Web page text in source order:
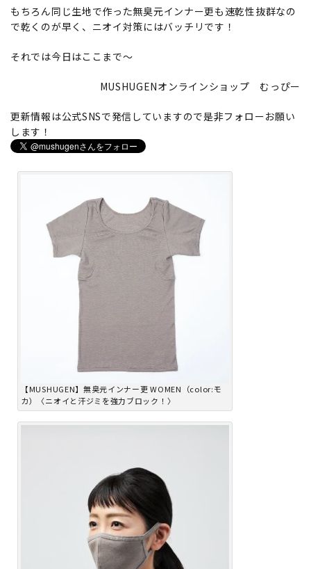
もちろん同じ生地で作った無臭元インナー更も速乾性抜群なの
で乾くのが早く、ニオイ対策にはバッチリです！
それでは今日はここまで～
MUSHUGENオンラインショップ むっぴー
更新情報は公式SNSで発信していますので是非フォローお願い
します！
【MUSHUGEN】無臭元インナー更 WOMEN（color:モ
カ）〈ニオイと汗ジミを強力ブロック！〉